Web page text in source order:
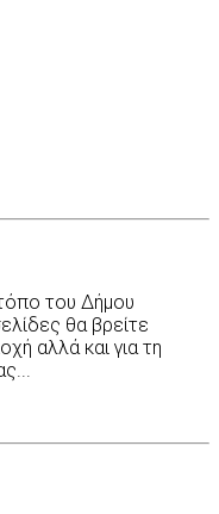
του Δήμου
θα βρείτε
αλλά και για τη